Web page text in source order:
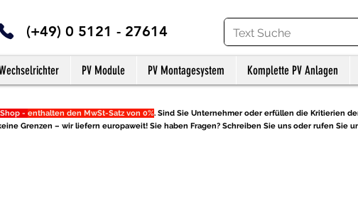
(+49) 0 5121 - 27614
PV Module PV Montagesystem Komplette PV Anlagen
- enthalten den MwSt-Satz von 0%. Sind Sie Unternehmer oder erfüllen die Kritierien
Grenzen – wir liefern europaweit! Sie haben Fragen? Schreiben Sie uns oder rufen Sie